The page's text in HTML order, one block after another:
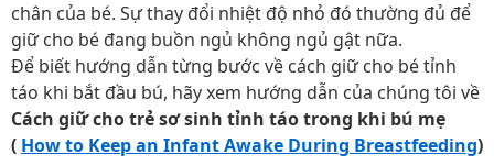
chân của bé. Sự thay đổi nhiệt độ nhỏ đó thường đủ để
giữ cho bé đang buồn ngủ không ngủ gật nữa.
Để biết hướng dẫn từng bước về cách giữ cho bé tỉnh
táo khi bắt đầu bú, hãy xem hướng dẫn của chúng tôi về
Cách giữ cho trẻ sơ sinh tỉnh táo trong khi bú mẹ
( How to Keep an Infant Awake During Breastfeeding)